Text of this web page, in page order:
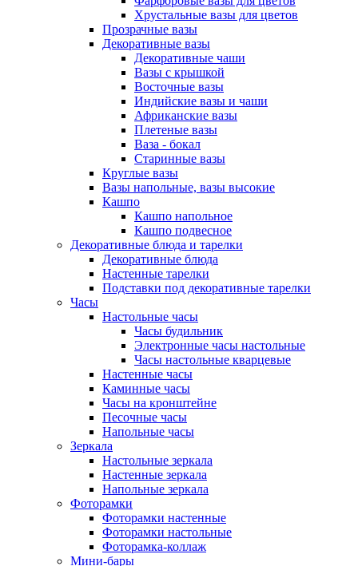
Хрустальные вазы для цветов
Прозрачные вазы
Декоративные вазы
Декоративные чаши
Вазы с крышкой
Восточные вазы
Индийские вазы и чаши
Африканские вазы
Плетеные вазы
Ваза - бокал
Старинные вазы
Круглые вазы
Вазы напольные, вазы высокие
Кашпо
Кашпо напольное
Кашпо подвесное
Декоративные блюда и тарелки
Декоративные блюда
Настенные тарелки
Подставки под декоративные тарелки
Часы
Настольные часы
Часы будильник
Электронные часы настольные
Часы настольные кварцевые
Настенные часы
Каминные часы
Часы на кронштейне
Песочные часы
Напольные часы
Зеркала
Настольные зеркала
Настенные зеркала
Напольные зеркала
Фоторамки
Фоторамки настенные
Фоторамки настольные
Фоторамка-коллаж
Мини-бары